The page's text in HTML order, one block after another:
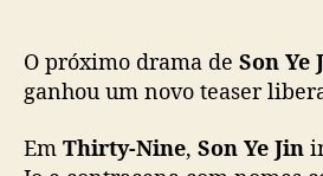
O próximo drama de Son Ye
ganhou um novo teaser
Em Thirty-Nine, Son Ye Jin